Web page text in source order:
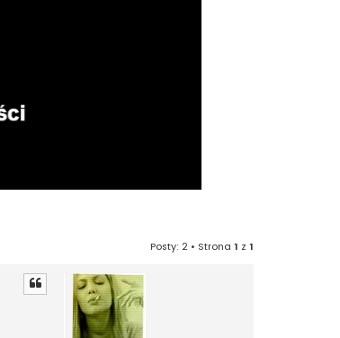
Posty: 2 • Strona 1 z 1